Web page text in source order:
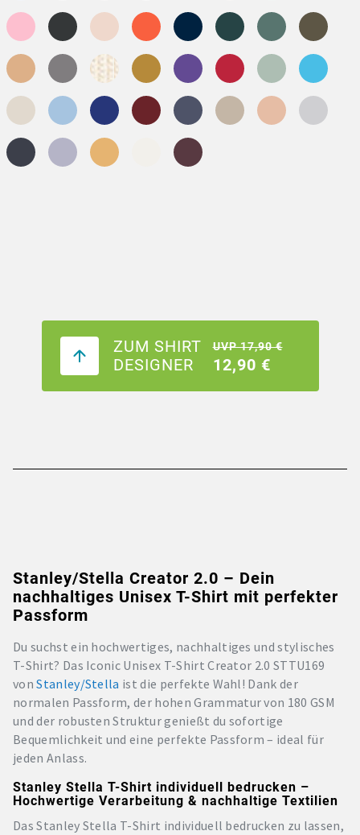
ZUM SHIRT
DESIGNER
UVP 17,90 €
12,90 €
Stanley/Stella Creator 2.0 – Dein
nachhaltiges Unisex T-Shirt mit perfekter
Passform
Du suchst ein hochwertiges, nachhaltiges und stylisches
T-Shirt? Das Iconic Unisex T-Shirt Creator 2.0 STTU169
vonStanley/Stella ist die perfekte Wahl! Dank der
normalen Passform, der hohen Grammatur von 180 GSM
und der robusten Struktur genießt du sofortige
Bequemlichkeit und eine perfekte Passform – ideal für
jeden Anlass.
Stanley Stella T-Shirt individuell bedrucken –
Hochwertige Verarbeitung & nachhaltige Textilien
Das Stanley Stella T-Shirt individuell bedrucken zu lassen,